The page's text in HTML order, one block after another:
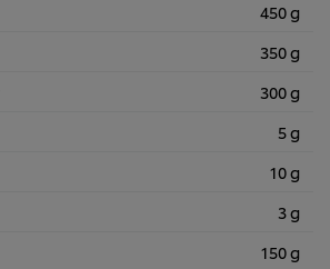
450 g
350 g
300 g
5 g
10 g
3 g
150 g